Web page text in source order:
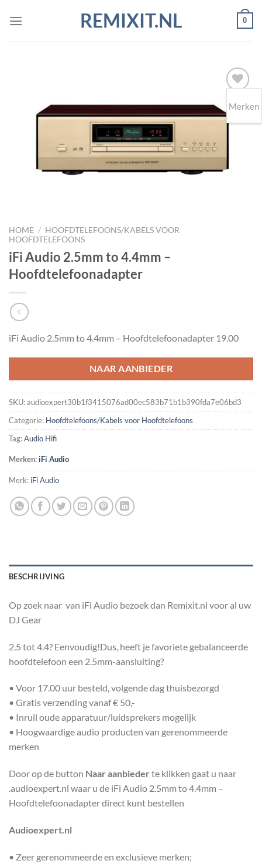
naar
REMIXIT.NL 0
Toevoegen
wenslijst
HOME / HOOFDTELEFOONS/KABELS VOOR
HOOFDTELEFOONS
iFi Audio 2.5mm to 4.4mm –
Hoofdtelefoonadapter
iFi Audio 2.5mm to 4.4mm – Hoofdtelefoonadapter 19.00
NAAR AANBIEDER
SKU:audioexpert30b1f3415076ad00ec583b71b1b390fda7e06bd3
Categorie: Hoofdtelefoons/Kabels voor Hoofdtelefoons
Tag:Audio Hifi
Merken:iFi Audio
Merk: iFi Audio
BESCHRIJVING
Op zoek naar van iFi Audio bezoek dan Remixit.nl voor al uw
DJ Gear
2.5 tot 4.4? Eenvoudig!Dus, heeft je favoriete gebalanceerde
hoofdtelefoon een 2.5mm-aansluiting?
• Voor 17.00 uur besteld, volgende dag thuisbezorgd
• Gratis verzending vanaf € 50,-
• Inruil oude apparatuur/luidsprekers mogelijk
• Hoogwaardige audio producten van gerenommeerde
merken
Door op de button Naar aanbieder te klikken gaat u naar
.audioexpert.nl waar u de iFi Audio 2.5mm to 4.4mm –
Hoofdtelefoonadapter direct kunt bestellen
Audioexpert.nl
• Zeer gerenommeerde en exclusieve merken;
Merken